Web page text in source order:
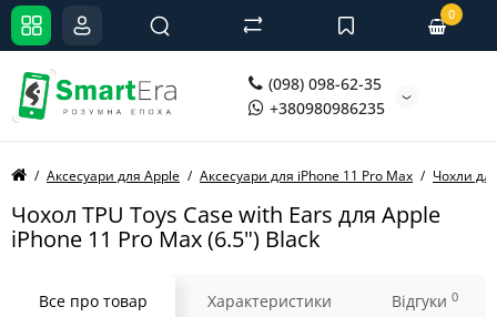
(098) 098-62-35
+380980986235
0
Аксесуари для Apple Аксесуари для iPhone 11 Pro Max Чохли
Чохол TPU Toys Case with Ears для Apple
iPhone 11 Pro Max (6.5") Black
Все про товар Характеристики Відгуки 0